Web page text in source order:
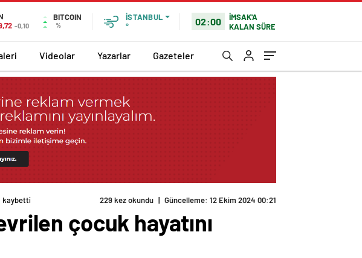
-0,10
BITCOIN
%
İSTANBUL
°
02:00
İMSAK'A
KALAN SÜRE
Videolar Yazarlar Gazeteler
kaybetti 229 kez okundu | Güncelleme: 12 Ekim 2024 00:21
çocuk hayatını